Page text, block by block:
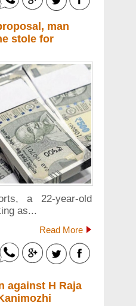
man
stole for
a 22-year-old
as...
Read More
against H Raja